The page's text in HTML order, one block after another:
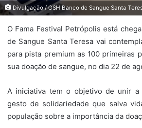
Divulgação / GSH Banco de Sangue Santa
O Fama Festival Petrópolis está
de Sangue Santa Teresa vai
para pista premium as 100 primeiras
sua doação de sangue, no dia 22 de
A iniciativa tem o objetivo de unir a
gesto de solidariedade que salva
população sobre a importância da